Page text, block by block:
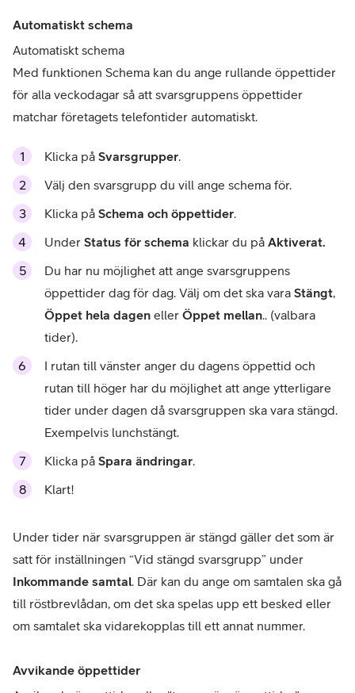
Automatiskt schema
Automatiskt schema
Med funktionen Schema kan du ange rullande öppettider
för alla veckodagar så att svarsgruppens öppettider
matchar företagets telefontider automatiskt.
Klicka på Svarsgrupper.
Välj den svarsgrupp du vill ange schema för.
Klicka på Schema och öppettider.
Under Status för schema klickar du på Aktiverat.
Du har nu möjlighet att ange svarsgruppens
öppettider dag för dag. Välj om det ska vara Stängt,
Öppet hela dagen eller Öppet mellan.. (valbara
tider).
I rutan till vänster anger du dagens öppettid och
rutan till höger har du möjlighet att ange ytterligare
tider under dagen då svarsgruppen ska vara stängd.
Exempelvis lunchstängt.
Klicka på Spara ändringar.
Klart!
Under tider när svarsgruppen är stängd gäller det som är
satt för inställningen “Vid stängd svarsgrupp” under
Inkommande samtal. Där kan du ange om samtalen ska gå
till röstbrevlådan, om det ska spelas upp ett besked eller
om samtalet ska vidarekopplas till ett annat nummer.
Avvikande öppettider